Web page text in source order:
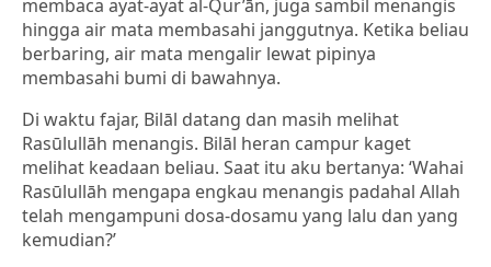
membaca ayat-ayat al-Qur’ān, juga sambil menangis
hingga air mata membasahi janggutnya. Ketika beliau
berbaring, air mata mengalir lewat pipinya
membasahi bumi di bawahnya.
Di waktu fajar, Bilāl datang dan masih melihat
Rasūlullāh menangis. Bilāl heran campur kaget
melihat keadaan beliau. Saat itu aku bertanya: ‘Wahai
Rasūlullāh mengapa engkau menangis padahal Allah
telah mengampuni dosa-dosamu yang lalu dan yang
kemudian?’